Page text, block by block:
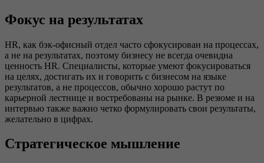
Фокус на результатах
HR, как бэк-офисный отдел часто сфокусирован на процессах,
а не на результатах, поэтому бизнесу не всегда очевидна
ценность HR. Специалисты, которые умеют фокусироваться
на целях, достигать их и говорить с бизнесом на языке
результатов, а не процессов, обычно хорошо растут по
карьерной лестнице и востребованы на рынке. В резюме и на
интервью также важно четко формулировать свои результаты,
желательно в цифрах.
Стратегическое мышление